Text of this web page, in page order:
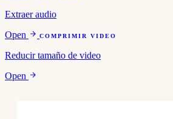
Extraer audio
Open
COMPRIMIR VIDEO
Reducir tamaño de video
Open